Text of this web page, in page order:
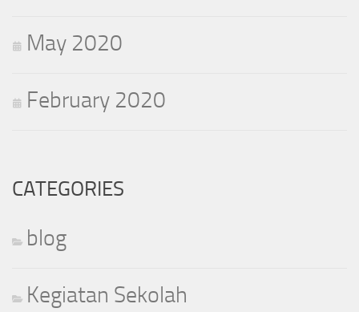
May 2020
February 2020
CATEGORIES
blog
Kegiatan Sekolah